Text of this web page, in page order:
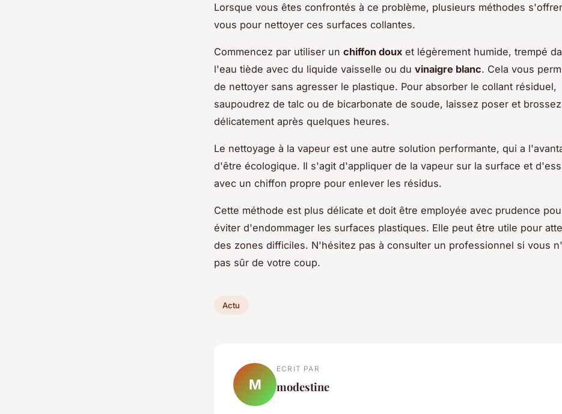
Lorsque vous êtes confrontés à ce problème, plusieurs méthodes
vous pour nettoyer ces surfaces collantes.
Commencez par utiliser un chiffon doux et légèrement humide, trempé
l'eau tiède avec du liquide vaisselle ou du vinaigre blanc. Cela vous
de nettoyer sans agresser le plastique. Pour absorber le collant résiduel,
saupoudrez de talc ou de bicarbonate de soude, laissez poser et brossez
délicatement après quelques heures.
Le nettoyage à la vapeur est une autre solution performante, qui a
d'être écologique. Il s'agit d'appliquer de la vapeur sur la surface et
avec un chiffon propre pour enlever les résidus.
Cette méthode est plus délicate et doit être employée avec prudence
éviter d'endommager les surfaces plastiques. Elle peut être utile pour
des zones difficiles. N'hésitez pas à consulter un professionnel si vous
pas sûr de votre coup.
Actu
M
ECRIT PAR
modestine